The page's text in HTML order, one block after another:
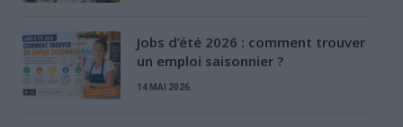
Jobs d’été 2026 : comment trouver
un emploi saisonnier ?
14 MAI 2026